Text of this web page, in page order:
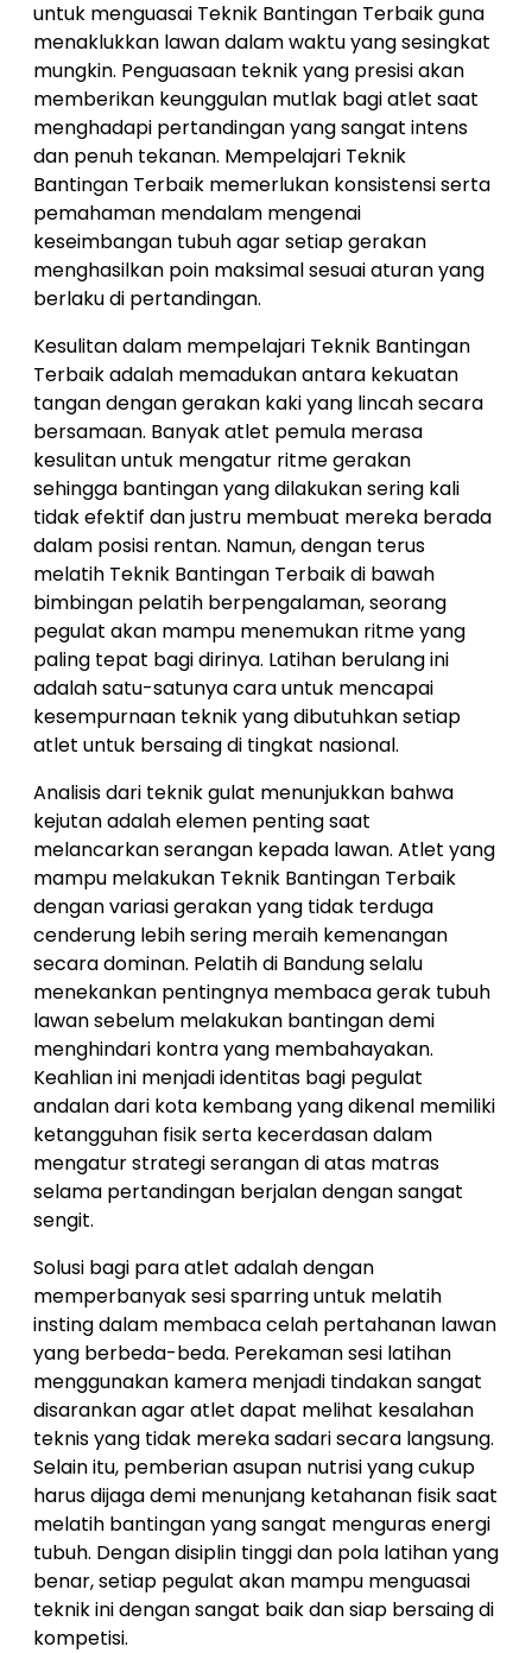
untuk menguasai Teknik Bantingan Terbaik guna
menaklukkan lawan dalam waktu yang sesingkat
mungkin. Penguasaan teknik yang presisi akan
memberikan keunggulan mutlak bagi atlet saat
menghadapi pertandingan yang sangat intens
dan penuh tekanan. Mempelajari Teknik
Bantingan Terbaik memerlukan konsistensi serta
pemahaman mendalam mengenai
keseimbangan tubuh agar setiap gerakan
menghasilkan poin maksimal sesuai aturan yang
berlaku di pertandingan.
Kesulitan dalam mempelajari Teknik Bantingan
Terbaik adalah memadukan antara kekuatan
tangan dengan gerakan kaki yang lincah secara
bersamaan. Banyak atlet pemula merasa
kesulitan untuk mengatur ritme gerakan
sehingga bantingan yang dilakukan sering kali
tidak efektif dan justru membuat mereka berada
dalam posisi rentan. Namun, dengan terus
melatih Teknik Bantingan Terbaik di bawah
bimbingan pelatih berpengalaman, seorang
pegulat akan mampu menemukan ritme yang
paling tepat bagi dirinya. Latihan berulang ini
adalah satu-satunya cara untuk mencapai
kesempurnaan teknik yang dibutuhkan setiap
atlet untuk bersaing di tingkat nasional.
Analisis dari teknik gulat menunjukkan bahwa
kejutan adalah elemen penting saat
melancarkan serangan kepada lawan. Atlet yang
mampu melakukan Teknik Bantingan Terbaik
dengan variasi gerakan yang tidak terduga
cenderung lebih sering meraih kemenangan
secara dominan. Pelatih di Bandung selalu
menekankan pentingnya membaca gerak tubuh
lawan sebelum melakukan bantingan demi
menghindari kontra yang membahayakan.
Keahlian ini menjadi identitas bagi pegulat
andalan dari kota kembang yang dikenal memiliki
ketangguhan fisik serta kecerdasan dalam
mengatur strategi serangan di atas matras
selama pertandingan berjalan dengan sangat
sengit.
Solusi bagi para atlet adalah dengan
memperbanyak sesi sparring untuk melatih
insting dalam membaca celah pertahanan lawan
yang berbeda-beda. Perekaman sesi latihan
menggunakan kamera menjadi tindakan sangat
disarankan agar atlet dapat melihat kesalahan
teknis yang tidak mereka sadari secara langsung.
Selain itu, pemberian asupan nutrisi yang cukup
harus dijaga demi menunjang ketahanan fisik saat
melatih bantingan yang sangat menguras energi
tubuh. Dengan disiplin tinggi dan pola latihan yang
benar, setiap pegulat akan mampu menguasai
teknik ini dengan sangat baik dan siap bersaing di
kompetisi.